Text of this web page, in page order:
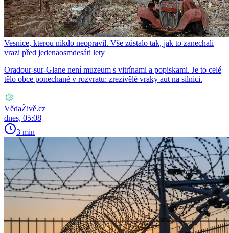
Vesnice, kterou nikdo neopravil. Vše zůstalo tak, jak to zanechali
vrazi před jedenaosmdesáti lety
Oradour-sur-Glane není muzeum s vitrínami a popiskami. Je to celé
tělo obce ponechané v rozvratu: zrezivělé vraky aut na silnici.
VědaŽivě.cz
dnes, 05:08
3 min